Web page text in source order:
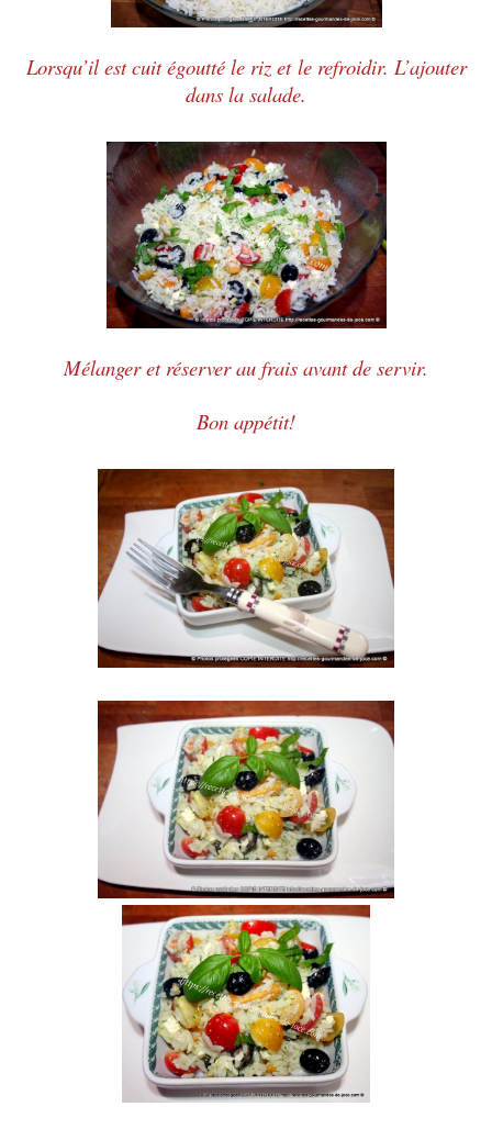
Lorsqu’il est cuit égoutté le riz et le refroidir. L’ajouter
dans la salade.
Mélanger et réserver au frais avant de servir.
Bon appétit!